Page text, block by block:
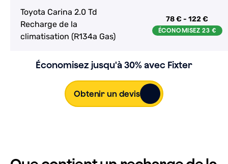
Toyota Carina 2.0 Td
Recharge de la
climatisation (R134a Gas)
78 € - 122 €
Économisez jusqu'à 30% avec Fixter
Obtenir un devis